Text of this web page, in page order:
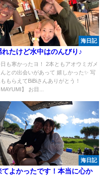
海日記
れたけど水中はのんびり♪
も寒かったヨ！ 2本ともアオウミガメ
んとの出会いがあって 嬉しかった✨ 写
もらえてBiBiさんありがとう！
MAYUMI】 お目...
海日記
てよかったです！本当に心か